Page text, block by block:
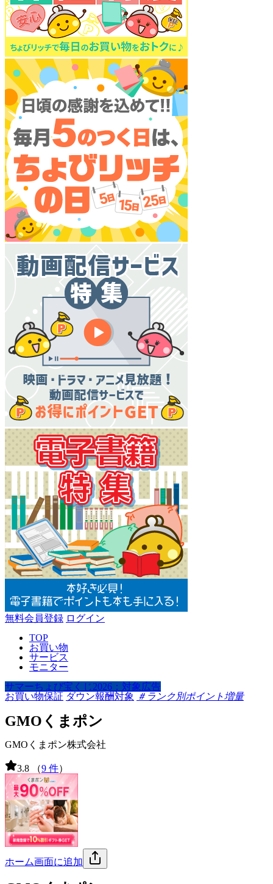
無料会員登録 ログイン
TOP
お買い物
サービス
モニター
サマーちょび宝くじ2026：対象広告
お買い物保証 ダウン報酬対象 ＃ランク別ポイント増量
GMOくまポン
GMOくまポン株式会社
3.8 （9 件）
ホーム画面に追加